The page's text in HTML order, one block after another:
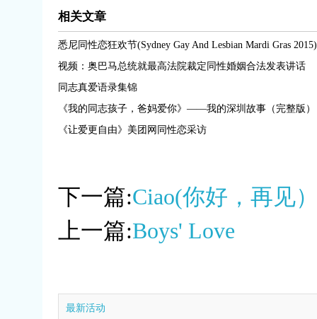
相关文章
悉尼同性恋狂欢节(Sydney Gay And Lesbian Mardi Gras 2015)
视频：奥巴马总统就最高法院裁定同性婚姻合法发表讲话
同志真爱语录集锦
《我的同志孩子，爸妈爱你》——我的深圳故事（完整版）
《让爱更自由》美团网同性恋采访
下一篇:Ciao(你好，再见
上一篇:Boys' Love
最新活动